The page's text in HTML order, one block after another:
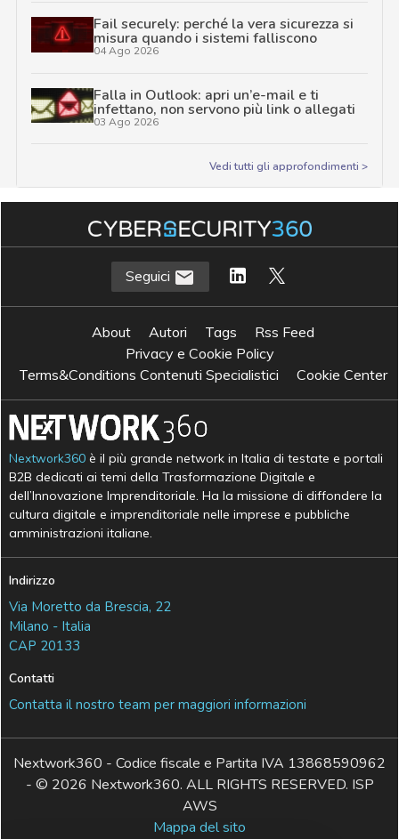
Fail securely: perché la vera sicurezza si
misura quando i sistemi falliscono
04 Ago 2026
Falla in Outlook: apri un’e-mail e ti
infettano, non servono più link o allegati
03 Ago 2026
Vedi tutti gli approfondimenti >
Seguici
About Autori Tags
Rss Feed
Privacy e Cookie Policy
Terms&Conditions Contenuti Specialistici
Cookie Center
Nextwork360 è il più grande network in Italia di testate e portali
B2B dedicati ai temi della Trasformazione Digitale e
dell’Innovazione Imprenditoriale. Ha la missione di diffondere la
cultura digitale e imprenditoriale nelle imprese e pubbliche
amministrazioni italiane.
Indirizzo
Via Moretto da Brescia, 22
Milano - Italia
CAP 20133
Contatti
Contatta il nostro team per maggiori informazioni
Nextwork360 - Codice fiscale e Partita IVA 13868590962
- © 2026 Nextwork360. ALL RIGHTS RESERVED. ISP
AWS
Mappa del sito